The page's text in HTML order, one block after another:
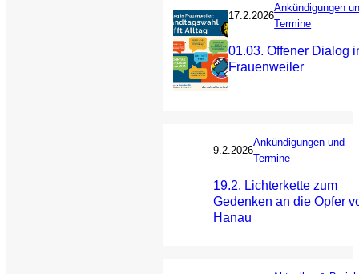
17.2.2026
Ankündigungen
Termine
01.03. Offener Dialog
Frauenweiler
9.2.2026
Ankündigungen und
Termine
19.2. Lichterkette zum
Gedenken an die Opfer
Hanau